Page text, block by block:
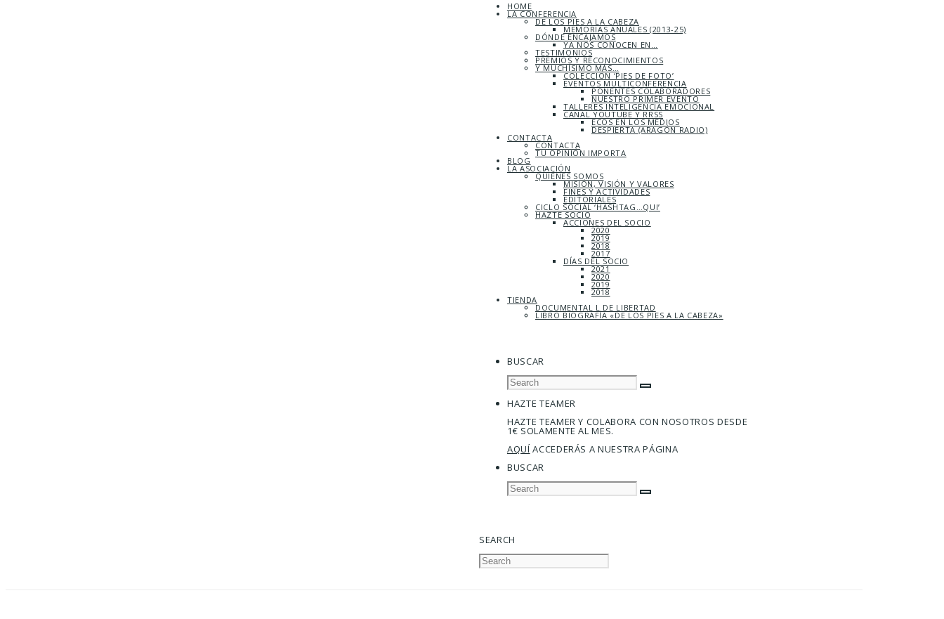
HOME
LA CONFERENCIA
DE LOS PIES A LA CABEZA
MEMORIAS ANUALES (2013-25)
DÓNDE ENCAJAMOS
YA NOS CONOCEN EN…
TESTIMONIOS
PREMIOS Y RECONOCIMIENTOS
Y MUCHÍSIMO MÁS…
COLECCIÓN ‘PIES DE FOTO’
EVENTOS MULTICONFERENCIA
PONENTES COLABORADORES
NUESTRO PRIMER EVENTO
TALLERES INTELIGENCIA EMOCIONAL
CANAL YOUTUBE Y RRSS
ECOS EN LOS MEDIOS
DESPIERTA (ARAGÓN RADIO)
CONTACTA
CONTACTA
TU OPINIÓN IMPORTA
BLOG
LA ASOCIACIÓN
QUIÉNES SOMOS
MISIÓN, VISIÓN Y VALORES
FINES Y ACTIVIDADES
EDITORIALES
CICLO SOCIAL ‘HASHTAG…QUI’
HAZTE SOCIO
ACCIONES DEL SOCIO
2020
2019
2018
2017
DÍAS DEL SOCIO
2021
2020
2019
2018
TIENDA
DOCUMENTAL L DE LIBERTAD
LIBRO BIOGRAFÍA «DE LOS PIES A LA CABEZA»
BUSCAR
HAZTE TEAMER
HAZTE TEAMER Y COLABORA CON NOSOTROS DESDE
1€ SOLAMENTE AL MES.
AQUÍACCEDERÁS A NUESTRA PÁGINA
BUSCAR
SEARCH